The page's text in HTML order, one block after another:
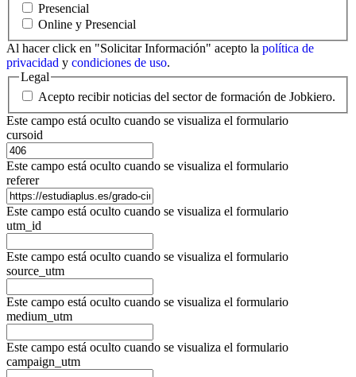
Presencial
Online y Presencial
Al hacer click en "Solicitar Información" acepto la política de
privacidad y condiciones de uso.
Legal
Acepto recibir noticias del sector de formación de Jobkiero.
Este campo está oculto cuando se visualiza el formulario
cursoid
Este campo está oculto cuando se visualiza el formulario
referer
Este campo está oculto cuando se visualiza el formulario
utm_id
Este campo está oculto cuando se visualiza el formulario
source_utm
Este campo está oculto cuando se visualiza el formulario
medium_utm
Este campo está oculto cuando se visualiza el formulario
campaign_utm